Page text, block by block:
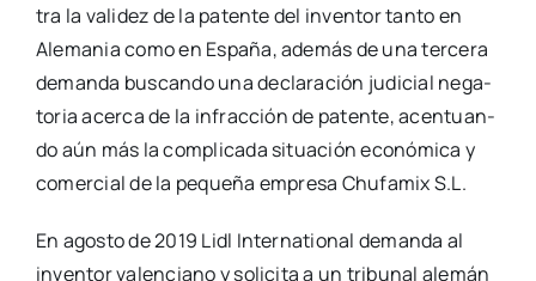
tra la vali­dez de la paten­te del inven­tor tan­to en
Ale­ma­nia como en Espa­ña, ade­más de una ter­ce­ra
deman­da bus­can­do una decla­ra­ción judi­cial nega­
to­ria acer­ca de la infrac­ción de paten­te, acen­tuan­
do aún más la com­pli­ca­da situa­ción eco­nó­mi­ca y
comer­cial de la peque­ña empre­sa Chu­fa­mix S.L.
En agos­to de 2019 Lidl Inter­na­tio­nal deman­da al
inven­tor valen­ciano y soli­ci­ta a un tri­bu­nal ale­mán